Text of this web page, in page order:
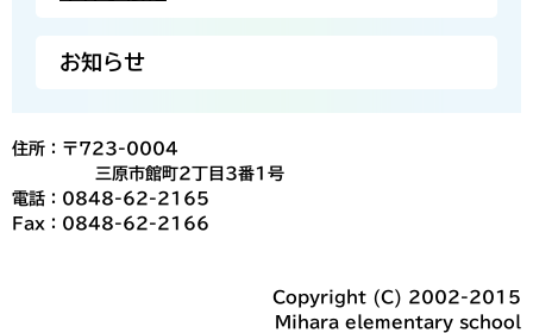
お知らせ
住所：〒723-0004
三原市館町2丁目3番1号
電話：0848-62-2165
Fax：0848-62-2166
Copyright (C) 2002-2015
Mihara elementary school